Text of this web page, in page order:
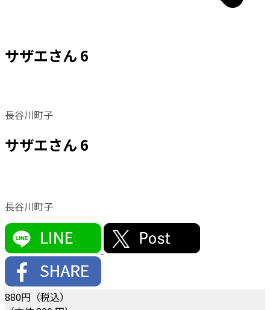
サザエさん 6
長谷川町子
サザエさん 6
長谷川町子
880円（税込）